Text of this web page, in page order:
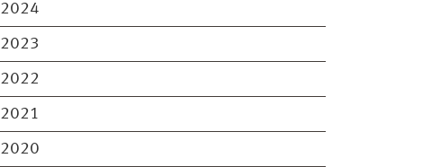
2024
2023
2022
2021
2020